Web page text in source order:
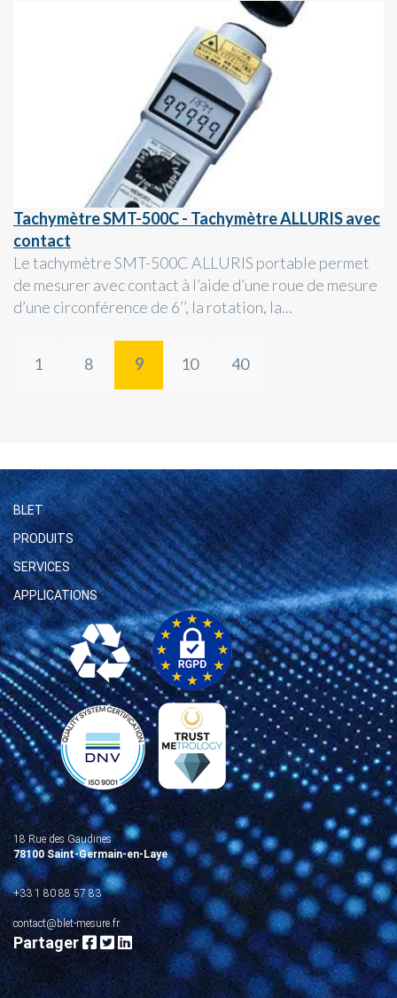
Tachymètre SMT-500C - Tachymètre ALLURIS avec
contact
Le tachymètre SMT-500C ALLURIS portable permet
de mesurer avec contact à l’aide d’une roue de mesure
d’une circonférence de 6’’, la rotation, la...
1 8 9 10 40
BLET
PRODUITS
SERVICES
APPLICATIONS
18 Rue des Gaudines
78100 Saint-Germain-en-Laye
+33 1 80 88 57 83
contact@blet-mesure.fr
Partager